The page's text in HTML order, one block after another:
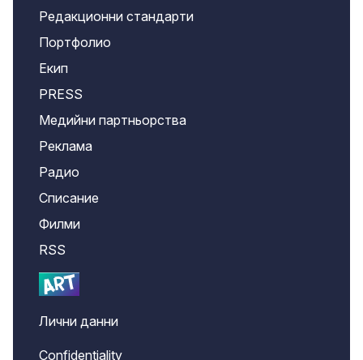
Редакционни стандарти
Портфолио
Екип
PRESS
Медийни партньорства
Реклама
Радио
Списание
Филми
RSS
Лични данни
Confidentiality